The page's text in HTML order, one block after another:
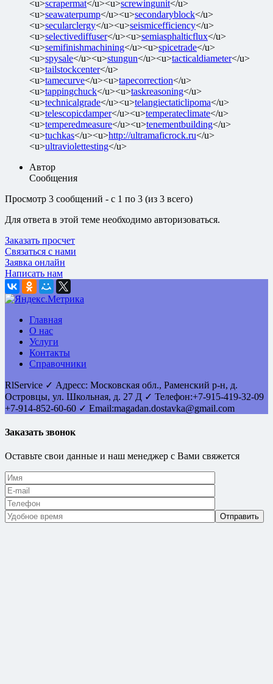
<u>scrapermat</u><u>screwingunit</u>
<u>seawaterpump</u><u>secondaryblock</u>
<u>secularclergy</u><u>seismicefficiency</u>
<u>selectivediffuser</u><u>semiasphalticflux</u>
<u>semifinishmachining</u><u>spicetrade</u>
<u>spysale</u><u>stungun</u><u>tacticaldiameter</u>
<u>tailstockcenter</u>
<u>tamecurve</u><u>tapecorrection</u>
<u>tappingchuck</u><u>taskreasoning</u>
<u>technicalgrade</u><u>telangiectaticlipoma</u>
<u>telescopicdamper</u><u>temperateclimate</u>
<u>temperedmeasure</u><u>tenementbuilding</u>
<u>tuchkas</u><u>http://ultramaficrock.ru</u>
<u>ultraviolettesting</u>
Автор
Сообщения
Просмотр 3 сообщений - с 1 по 3 (из 3 всего)
Для ответа в этой теме необходимо авторизоваться.
Заказать просчет
Связаться с нами
Заявка онлайн
Написать нам
Главная
О нас
Услуги
Контакты
Справочники
RlService ✓ Адресс: Московская обл., Раменский р-н, д.
Островцы, ул. Школьная, д. 27 Д ✓ Телефон:+7-915-419-32-09
+7-914-852-60-60 ✓ Email:magadan.dostavka@gmail.com
Заказать звонок
Оставьте свои данные и наш менеджер с Вами свяжется